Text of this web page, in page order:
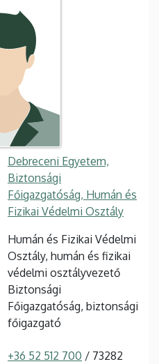
Debreceni Egyetem,
Biztonsági
Főigazgatóság, Humán és
Fizikai Védelmi Osztály
Humán és Fizikai Védelmi
Osztály, humán és fizikai
védelmi osztályvezető
Biztonsági
Főigazgatóság, biztonsági
főigazgató
+36 52 512 700 / 73282